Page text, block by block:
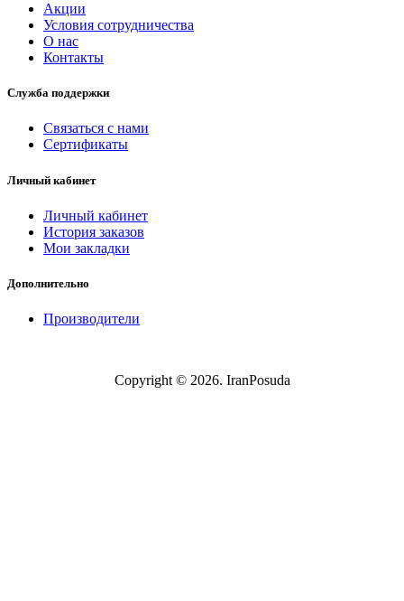
Акции
Условия сотрудничества
О нас
Контакты
Служба поддержки
Связаться с нами
Сертификаты
Личный кабинет
Личный кабинет
История заказов
Мои закладки
Дополнительно
Производители
Copyright © 2026. IranPosuda